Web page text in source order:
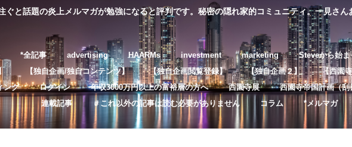
ぐと話題の炎上メルマガが勉強になると評判です。秘密の隠れ家的コミュニティ。一見さ
コ
ン
テ
ン
*全記事 advertising HAARMs investment marketing
Steveから始ま
【独自企画/独自コンテンツ】 【独自企画閲覧登録】 【独自企画２】
【西園
ング ログイン 年収3000万円以上の富裕層の方へ 西園寺展
西園寺帝国計画（
連載記事
＃これ以外の記事は読む必要がありません コラム *メルマガ